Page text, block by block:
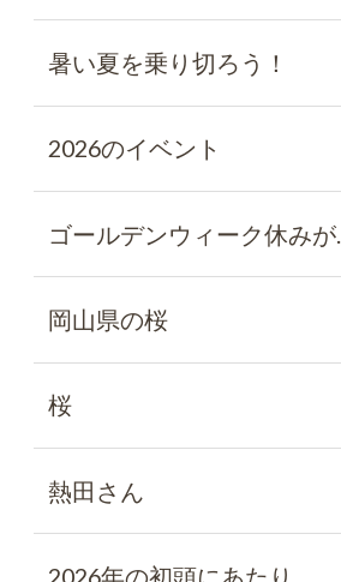
暑い夏を乗り切ろう！
2026のイベント
ゴールデンウィーク休みが…
岡山県の桜
桜
熱田さん